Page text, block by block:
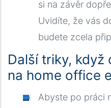
si na závěr
Uvidíte, že vás
budete zcela
Další triky,
na home office
Abyste po práci